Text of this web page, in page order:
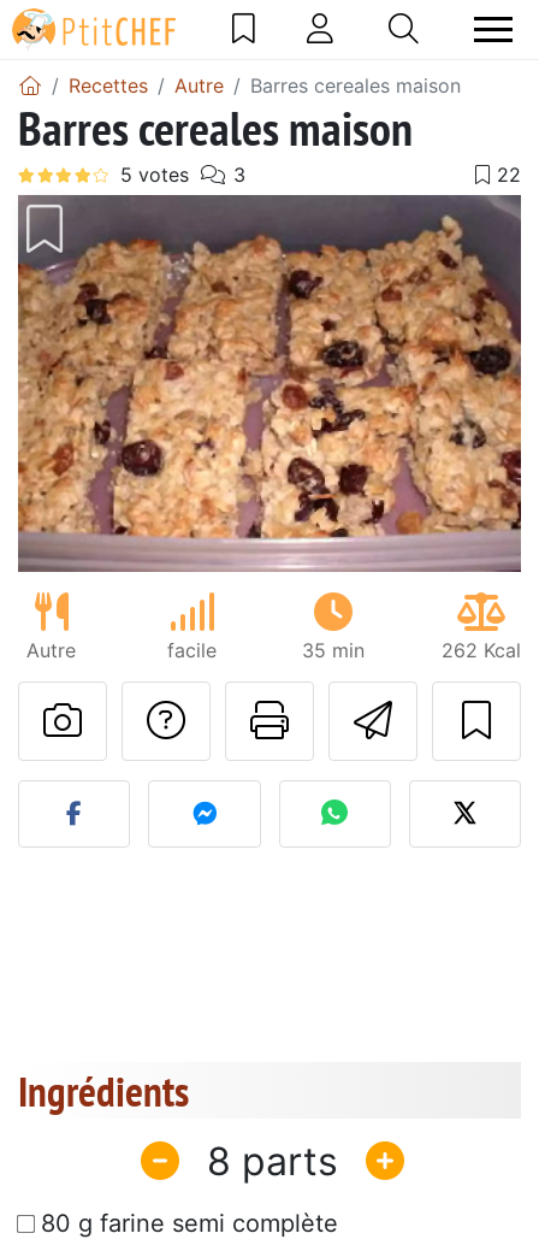
Recettes Autre Barres cereales maison
Barres cereales maison
Autre facile 35 min 262 Kcal
Imprimer
Poser une
Publier votre photo de
Ingrédients
8
80 g farine semi complète